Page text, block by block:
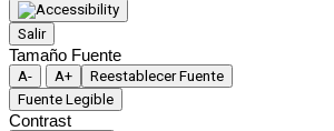
Salir
Tamaño Fuente
A- A+
Reestablecer Fuente
Fuente Legible
Contrast